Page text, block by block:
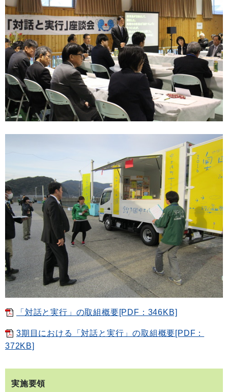
「対話と実行」の取組概要[PDF：346KB]
3期目における「対話と実行」の取組概要[PDF：
372KB]
実施要領